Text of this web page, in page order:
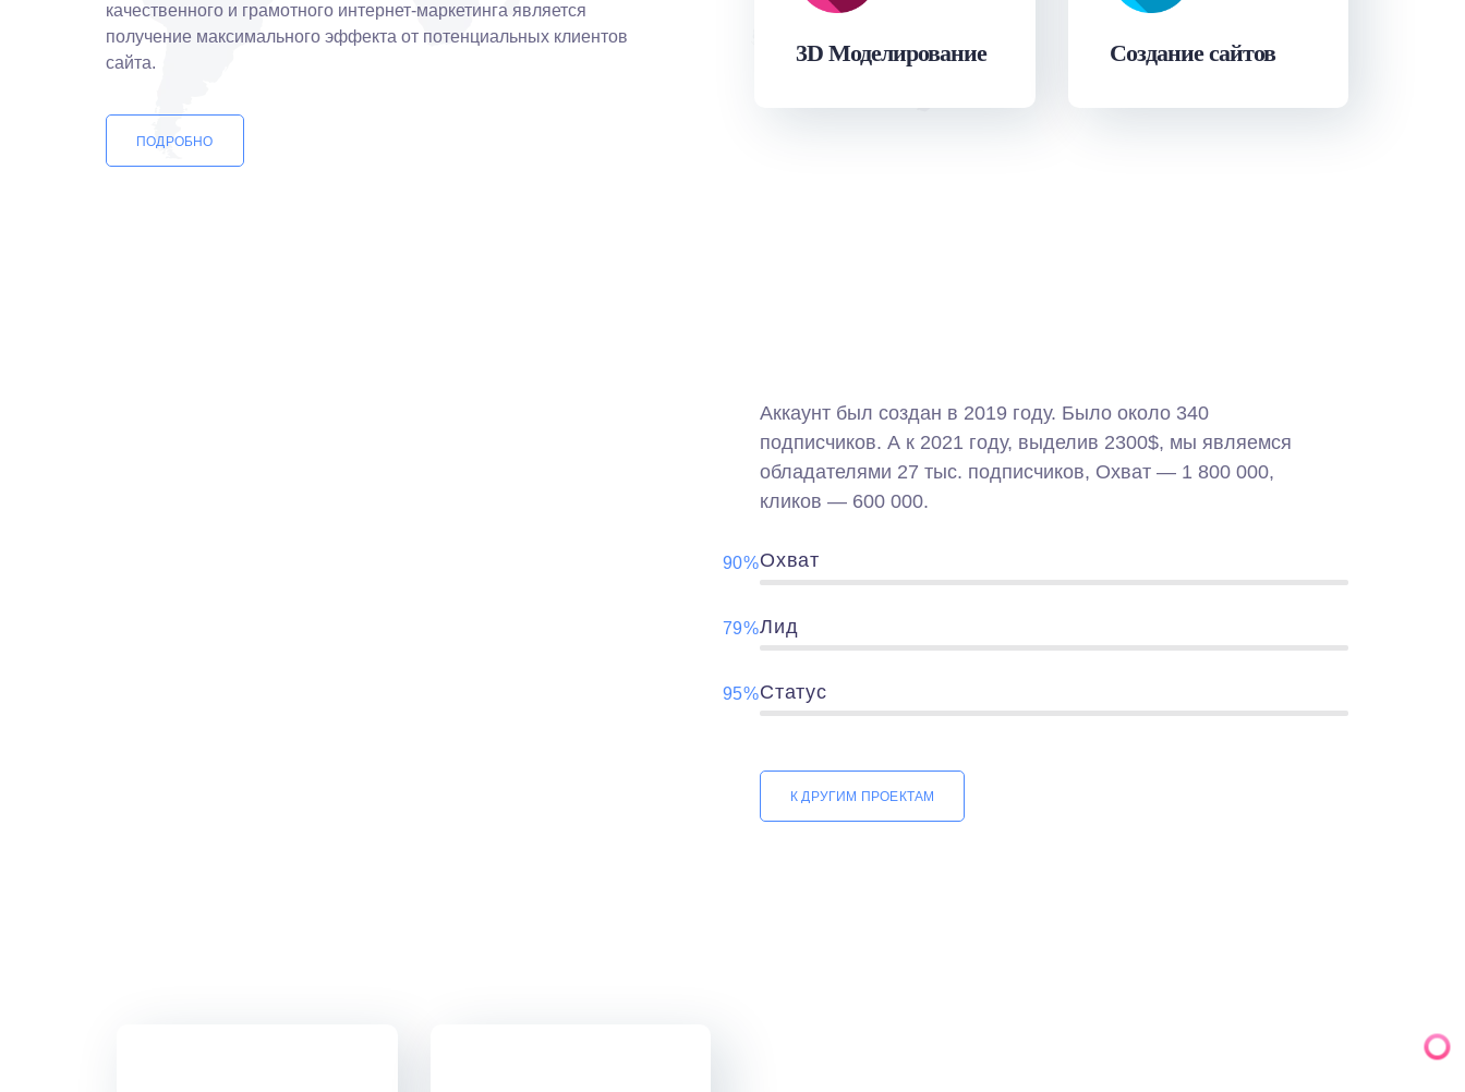
качественного и грамотного интернет-маркетинга является
получение максимального эффекта от потенциальных клиентов
сайта.
ПОДРОБНО
3D Моделирование Создание сайтов
Аккаунт был создан в 2019 году. Было около 340
подписчиков. А к 2021 году, выделив 2300$, мы являемся
обладателями 27 тыс. подписчиков, Охват — 1 800 000,
кликов — 600 000.
Охват
90%
Лид
79%
Статус
95%
К ДРУГИМ ПРОЕКТАМ